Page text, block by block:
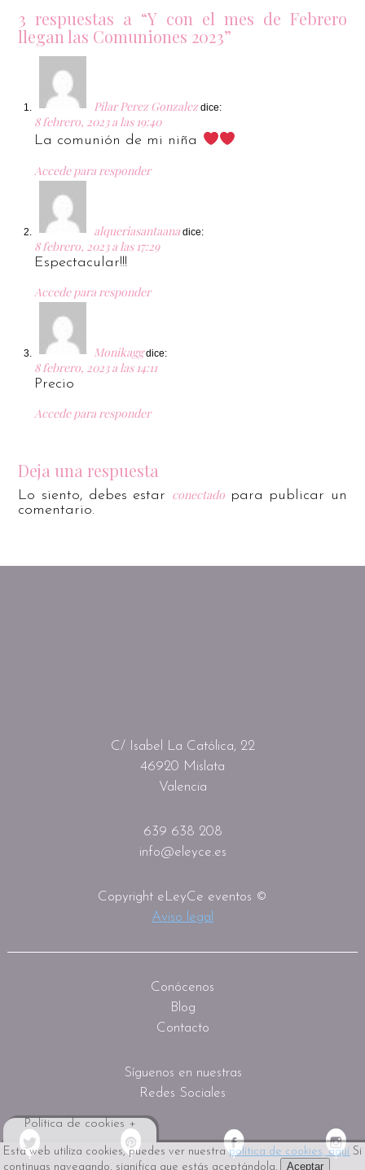
Esta web utiliza cookies, puedes ver nuestrapolítica de cookies, aquí Si
continuas navegando, significa que estás aceptándola.
Aceptar
Política de cookies +
3 respuestas a “Y con el mes de Febrero
llegan las Comuniones 2023”
Pilar Perez Gonzalez dice:
8 febrero, 2023 a las 19:40
La comunión de mi niña
Accede para responder
alqueriasantaana dice:
8 febrero, 2023 a las 17:29
Espectacular!!!
Accede para responder
Monikagg dice:
8 febrero, 2023 a las 14:11
Precio
Accede para responder
Deja una respuesta
Lo siento, debes estar conectadopara publicar un
comentario.
C/ Isabel La Católica, 22
46920 Mislata
Valencia
639 638 208
info@eleyce.es
Copyright eLeyCe eventos ©
Aviso legal
Conócenos
Blog
Contacto
Síguenos en nuestras
Redes Sociales